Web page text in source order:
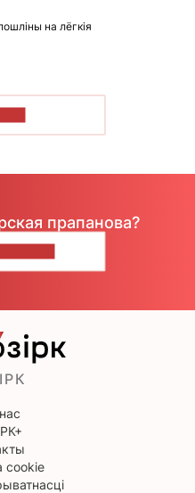
на лёгкія
прапанова?
cookie